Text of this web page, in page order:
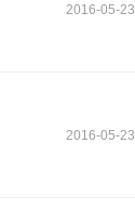
2016-05-23
2016-05-23